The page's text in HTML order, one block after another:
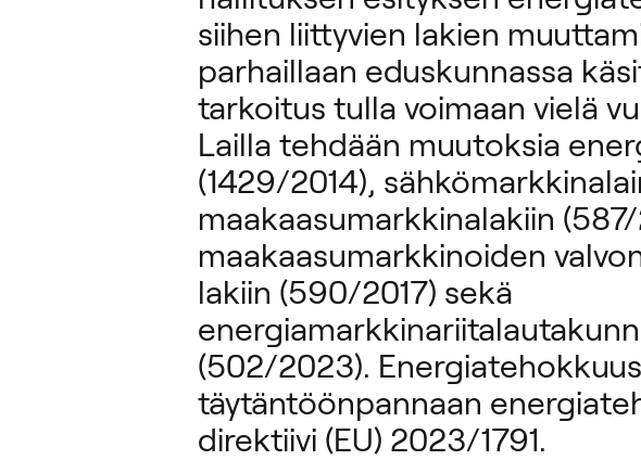
siihen liittyvien lakien
parhaillaan eduskunnassa
tarkoitus tulla voimaan vielä
Lailla tehdään muutoksia
(1429/2014),
maakaasumarkkinalakiin
maakaasumarkkinoiden
lakiin (590/2017) sekä
(502/2023).
täytäntöönpannaan
direktiivi (EU) 2023/1791.